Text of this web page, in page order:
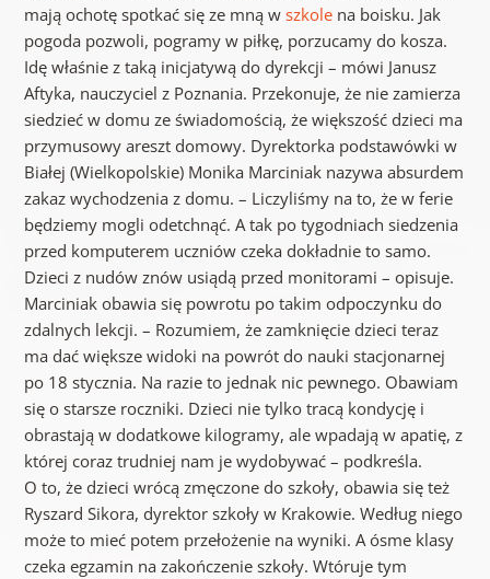
mają ochotę spotkać się ze mną w szkolena boisku. Jak
pogoda pozwoli, pogramy w piłkę, porzucamy do kosza.
Idę właśnie z taką inicjatywą do dyrekcji – mówi Janusz
Aftyka, nauczyciel z Poznania. Przekonuje, że nie zamierza
siedzieć w domu ze świadomością, że większość dzieci ma
przymusowy areszt domowy. Dyrektorka podstawówki w
Białej (Wielkopolskie) Monika Marciniak nazywa absurdem
zakaz wychodzenia z domu. – Liczyliśmy na to, że w ferie
będziemy mogli odetchnąć. A tak po tygodniach siedzenia
przed komputerem uczniów czeka dokładnie to samo.
Dzieci z nudów znów usiądą przed monitorami – opisuje.
Marciniak obawia się powrotu po takim odpoczynku do
zdalnych lekcji. – Rozumiem, że zamknięcie dzieci teraz
ma dać większe widoki na powrót do nauki stacjonarnej
po 18 stycznia. Na razie to jednak nic pewnego. Obawiam
się o starsze roczniki. Dzieci nie tylko tracą kondycję i
obrastają w dodatkowe kilogramy, ale wpadają w apatię, z
której coraz trudniej nam je wydobywać – podkreśla.
O to, że dzieci wrócą zmęczone do szkoły, obawia się też
Ryszard Sikora, dyrektor szkoły w Krakowie. Według niego
może to mieć potem przełożenie na wyniki. A ósme klasy
czeka egzamin na zakończenie szkoły. Wtóruje tym